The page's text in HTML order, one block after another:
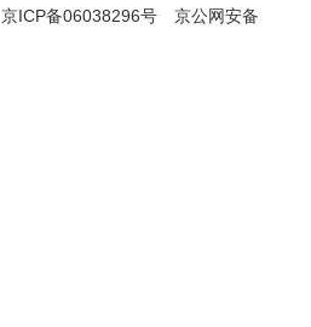
京ICP备06038296号
京公网安备